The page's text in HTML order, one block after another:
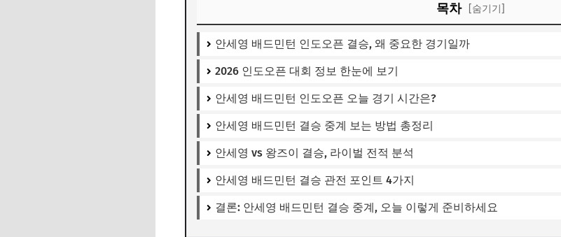
목차 [숨기기]
안세영 배드민턴 인도오픈 결승, 왜 중요한 경기일까
2026 인도오픈 대회 정보 한눈에 보기
안세영 배드민턴 인도오픈 오늘 경기 시간은?
안세영 배드민턴 결승 중계 보는 방법 총정리
안세영 vs 왕즈이 결승, 라이벌 전적 분석
안세영 배드민턴 결승 관전 포인트 4가지
결론: 안세영 배드민턴 결승 중계, 오늘 이렇게 준비하세요